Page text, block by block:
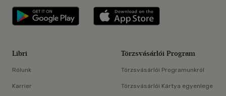
Libri applikáció Szerezd meg: Google
Libri
Rólunk
Karrier
Törzsvásárlói Program
Törzsvásárlói Programunkról
Törzsvásárlói Kártya egyenlege